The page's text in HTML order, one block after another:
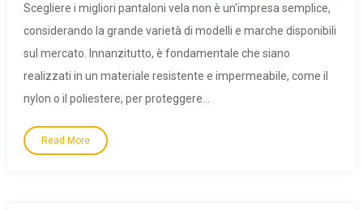
Scegliere i migliori pantaloni vela non è un'impresa semplice,
considerando la grande varietà di modelli e marche disponibili
sul mercato. Innanzitutto, è fondamentale che siano
realizzati in un materiale resistente e impermeabile, come il
nylon o il poliestere, per proteggere…
Read More